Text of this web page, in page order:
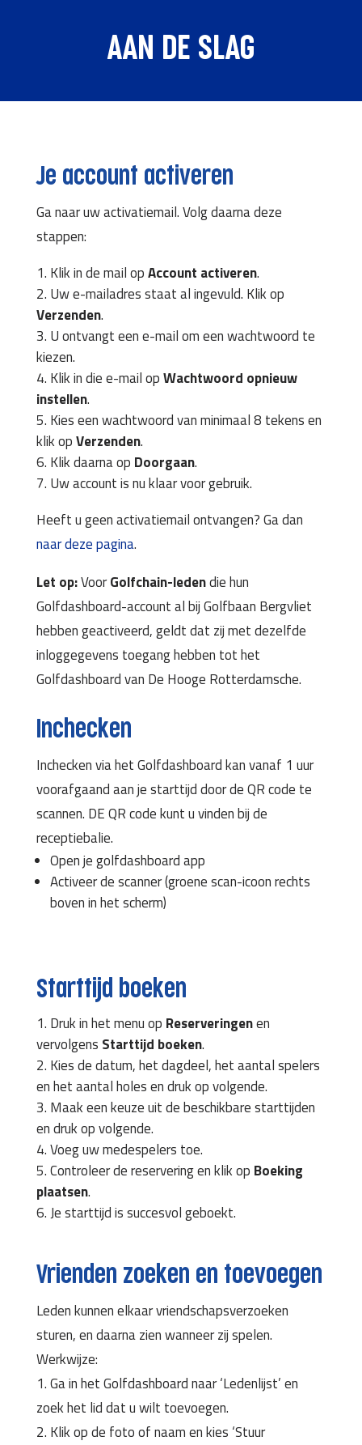
AAN DE SLAG
Je account activeren
Ga naar uw activatiemail. Volg daarna deze
stappen:
Klik in de mail opAccount activeren.
Uw e-mailadres staat al ingevuld. Klik op
Verzenden.
U ontvangt een e-mail om een wachtwoord te
kiezen.
Klik in die e-mail opWachtwoord opnieuw
instellen.
Kies een wachtwoord van minimaal 8 tekens en
klik opVerzenden.
Klik daarna op Doorgaan.
Uw account is nu klaar voor gebruik.
Heeft u geen activatiemail ontvangen? Ga dan
naar deze pagina.
Let op:VoorGolfchain-ledendie hun
Golfdashboard-account al bij Golfbaan Bergvliet
hebben geactiveerd, geldt dat zij met dezelfde
inloggegevens toegang hebben tot het
Golfdashboard van De Hooge Rotterdamsche.
Inchecken
Inchecken via het Golfdashboard kan vanaf 1 uur
voorafgaand aan je starttijd door de QR code te
scannen. DE QR code kunt u vinden bij de
receptiebalie.
Open je golfdashboard app
Activeer de scanner (groene scan-icoon rechts
boven in het scherm)
Starttijd boeken
Druk in het menu op Reserveringenen
vervolgens Starttijd boeken.
Kies de datum, het dagdeel, het aantal spelers
en het aantal holes en druk op volgende.
Maak een keuze uit de beschikbare starttijden
en druk op volgende.
Voeg uw medespelers toe.
Controleer de reservering en klik op Boeking
plaatsen.
Je starttijd is succesvol geboekt.
Vrienden zoeken en toevoegen
Leden kunnen elkaar vriendschapsverzoeken
sturen, en daarna zien wanneer zij spelen.
Werkwijze:
1. Ga in het Golfdashboard naar ‘Ledenlijst’ en
zoek het lid dat u wilt toevoegen.
2. Klik op de foto of naam en kies ‘Stuur